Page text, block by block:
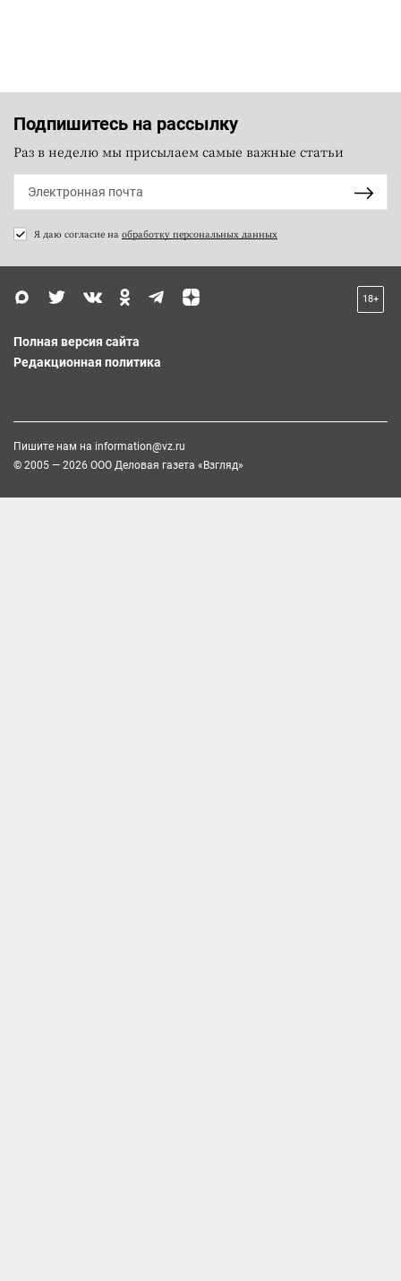
Подпишитесь на рассылку
Раз в неделю мы присылаем самые важные статьи
Я даю согласие на обработку персональных данных
18+
Полная версия сайта
Редакционная политика
Пишите нам на information@vz.ru
© 2005 — 2026 ООО Деловая газета «Взгляд»